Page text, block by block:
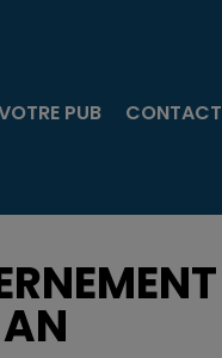
PUB CONTACT